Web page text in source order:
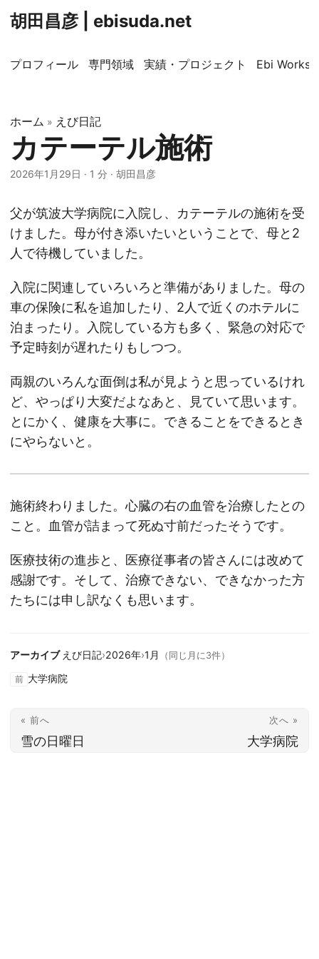
胡田昌彦 | ebisuda.net
プロフィール 専門領域 実績・プロジェクト Ebi
ホーム » えび日記
カテーテル施術
2026年1月29日 · 1 分 · 胡田昌彦
父が筑波大学病院に入院し、カテーテルの施術を受
けました。母が付き添いたいということで、母と2
人で待機していました。
入院に関連していろいろと準備がありました。母の
車の保険に私を追加したり、2人で近くのホテルに
泊まったり。入院している方も多く、緊急の対応で
予定時刻が遅れたりもしつつ。
両親のいろんな面倒は私が見ようと思っているけれ
ど、やっぱり大変だよなあと、見ていて思います。
とにかく、健康を大事に。できることをできるとき
にやらないと。
施術終わりました。心臓の右の血管を治療したとの
こと。血管が詰まって死ぬ寸前だったそうです。
医療技術の進歩と、医療従事者の皆さんには改めて
感謝です。そして、治療できない、できなかった方
たちには申し訳なくも思います。
アーカイブ えび日記›2026年›1月 （同じ月に3件）
前 大学病院
« 前へ
雪の日曜日
次へ »
大学病院